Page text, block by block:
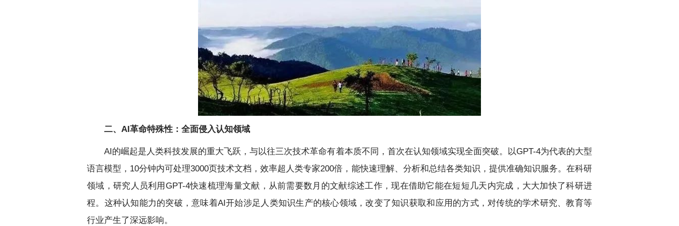
二、AI革命特殊性：全面侵入认知领域
AI的崛起是人类科技发展的重大飞跃，与以往三次技术革命有着本质不同，首次在认知领域实现全面突破。以GPT-4为代表的大型
语言模型，10分钟内可处理3000页技术文档，效率超人类专家200倍，能快速理解、分析和总结各类知识，提供准确知识服务。在科研
领域，研究人员利用GPT-4快速梳理海量文献，从前需要数月的文献综述工作，现在借助它能在短短几天内完成，大大加快了科研进
程。这种认知能力的突破，意味着AI开始涉足人类知识生产的核心领域，改变了知识获取和应用的方式，对传统的学术研究、教育等
行业产生了深远影响。